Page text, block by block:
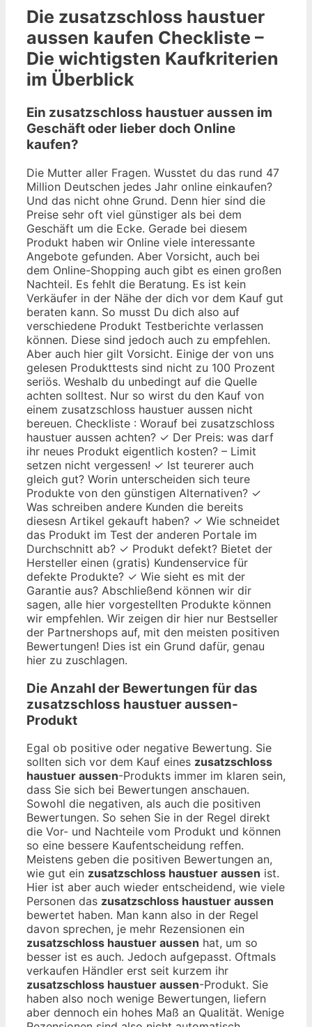
Die zusatzschloss haustuer
aussen kaufen Checkliste –
Die wichtigsten Kaufkriterien
im Überblick
Ein zusatzschloss haustuer aussen im
Geschäft oder lieber doch Online
kaufen?
Die Mutter aller Fragen. Wusstet du das rund 47
Million Deutschen jedes Jahr online einkaufen?
Und das nicht ohne Grund. Denn hier sind die
Preise sehr oft viel günstiger als bei dem
Geschäft um die Ecke. Gerade bei diesem
Produkt haben wir Online viele interessante
Angebote gefunden. Aber Vorsicht, auch bei
dem Online-Shopping auch gibt es einen großen
Nachteil. Es fehlt die Beratung. Es ist kein
Verkäufer in der Nähe der dich vor dem Kauf gut
beraten kann. So musst Du dich also auf
verschiedene Produkt Testberichte verlassen
können. Diese sind jedoch auch zu empfehlen.
Aber auch hier gilt Vorsicht. Einige der von uns
gelesen Produkttests sind nicht zu 100 Prozent
seriös. Weshalb du unbedingt auf die Quelle
achten solltest. Nur so wirst du den Kauf von
einem zusatzschloss haustuer aussen nicht
bereuen. Checkliste : Worauf bei zusatzschloss
haustuer aussen achten? ✓ Der Preis: was darf
ihr neues Produkt eigentlich kosten? – Limit
setzen nicht vergessen! ✓ Ist teurerer auch
gleich gut? Worin unterscheiden sich teure
Produkte von den günstigen Alternativen? ✓
Was schreiben andere Kunden die bereits
diesesn Artikel gekauft haben? ✓ Wie schneidet
das Produkt im Test der anderen Portale im
Durchschnitt ab? ✓ Produkt defekt? Bietet der
Hersteller einen (gratis) Kundenservice für
defekte Produkte? ✓ Wie sieht es mit der
Garantie aus? Abschließend können wir dir
sagen, alle hier vorgestellten Produkte können
wir empfehlen. Wir zeigen dir hier nur Bestseller
der Partnershops auf, mit den meisten positiven
Bewertungen! Dies ist ein Grund dafür, genau
hier zu zuschlagen.
Die Anzahl der Bewertungen für das
zusatzschloss haustuer aussen-
Produkt
Egal ob positive oder negative Bewertung. Sie
sollten sich vor dem Kauf eines zusatzschloss
haustuer aussen-Produkts immer im klaren sein,
dass Sie sich bei Bewertungen anschauen.
Sowohl die negativen, als auch die positiven
Bewertungen. So sehen Sie in der Regel direkt
die Vor- und Nachteile vom Produkt und können
so eine bessere Kaufentscheidung reffen.
Meistens geben die positiven Bewertungen an,
wie gut ein zusatzschloss haustuer aussen ist.
Hier ist aber auch wieder entscheidend, wie viele
Personen das zusatzschloss haustuer aussen
bewertet haben. Man kann also in der Regel
davon sprechen, je mehr Rezensionen ein
zusatzschloss haustuer aussen hat, um so
besser ist es auch. Jedoch aufgepasst. Oftmals
verkaufen Händler erst seit kurzem ihr
zusatzschloss haustuer aussen-Produkt. Sie
haben also noch wenige Bewertungen, liefern
aber dennoch ein hohes Maß an Qualität. Wenige